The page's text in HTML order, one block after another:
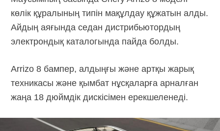
көлік құралының типін мақұлдау құжатын алды.
Айдың аяғында седан дистрибьютордың
электрондық каталогында пайда болды.
Arrizo 8 бампер, алдыңғы және артқы жарық
техникасы және қымбат нұсқаларға арналған
жаңа 18 дюймдік дискісімен ерекшеленеді.